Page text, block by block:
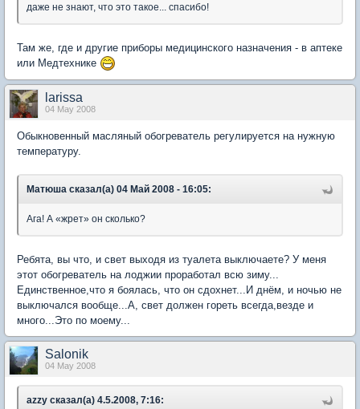
даже не знают, что это такое... спасибо!
Там же, где и другие приборы медицинского назначения - в аптеке
или Медтехнике
larissa
04 May 2008
Обыкновенный масляный обогреватель регулируется на нужную
температуру.
Матюша сказал(а) 04 Май 2008 - 16:05:
Ага! А «жрет» он сколько?
Ребята, вы что, и свет выходя из туалета выключаете? У меня
этот обогреватель на лоджии проработал всю зиму...
Единственное,что я боялась, что он сдохнет...И днём, и ночью не
выключался вообще...А, свет должен гореть всегда,везде и
много...Это по моему...
Salonik
04 May 2008
azzy сказал(а) 4.5.2008, 7:16: